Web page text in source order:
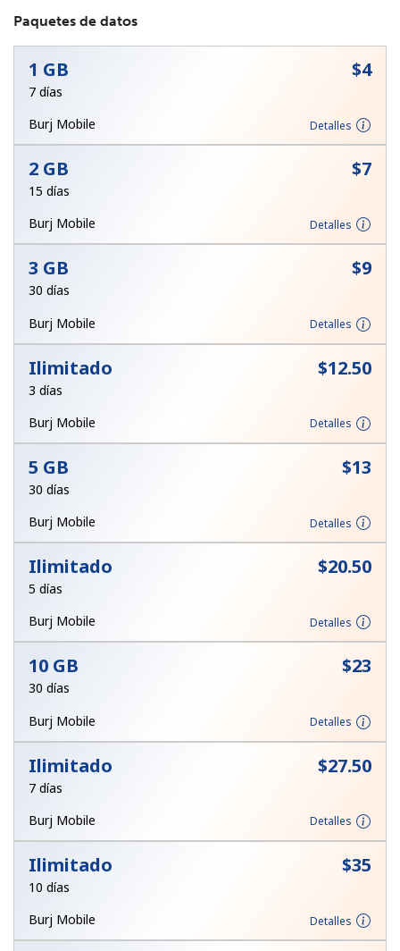
Mínimo 8 caracteres
Una letra mayúscula y una minúscula
Un número
Mantente en contacto para recibir nuestras mejores
ofertas.
Al abrir una cuenta en este sitio web, estoy de acuerdo con
Paquetes de datos
1 GB ⁦$4⁩
7 días
Burj Mobile
Detalles
2 GB ⁦$7⁩
15 días
Burj Mobile
Detalles
3 GB ⁦$9⁩
30 días
Burj Mobile
Detalles
Ilimitado ⁦$12.50⁩
3 días
Burj Mobile
Detalles
5 GB ⁦$13⁩
30 días
Burj Mobile
Detalles
Ilimitado ⁦$20.50⁩
5 días
Burj Mobile
Detalles
10 GB ⁦$23⁩
30 días
Burj Mobile
Detalles
Ilimitado ⁦$27.50⁩
7 días
Burj Mobile
Detalles
Ilimitado ⁦$35⁩
10 días
Burj Mobile
Detalles